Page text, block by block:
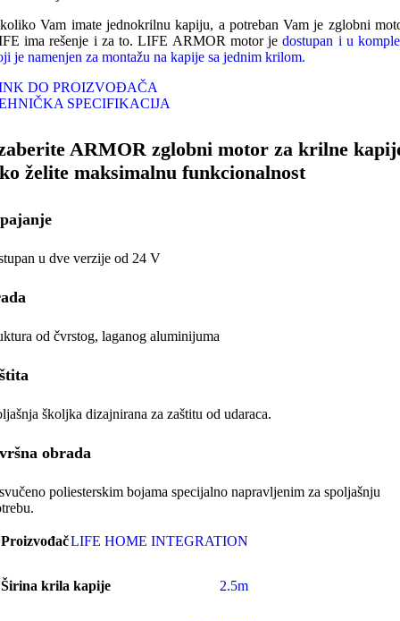
Vam imate jednokrilnu kapiju, a potreban Vam je zglobni
ima rešenje i za to. LIFE ARMOR motor jedostupan i u
je namenjen za montažu na kapije sa jednim krilom.
DO PROIZVOĐAČA
SPECIFIKACIJA
ARMOR zglobni motor za krilne
želite maksimalnu funkcionalnost
u dve verzije od 24 V
od čvrstog, laganog aluminijuma
školjka dizajnirana za zaštitu od udaraca.
obrada
poliesterskim bojama specijalno napravljenim za spoljašnju
ProizvođačLIFE HOME INTEGRATION
Širina krila kapije 2.5m